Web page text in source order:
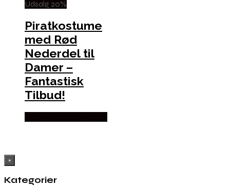
Udsalg 20%
Piratkostume
med Rød
Nederdel til
Damer –
Fantastisk
Tilbud!
×
Kategorier